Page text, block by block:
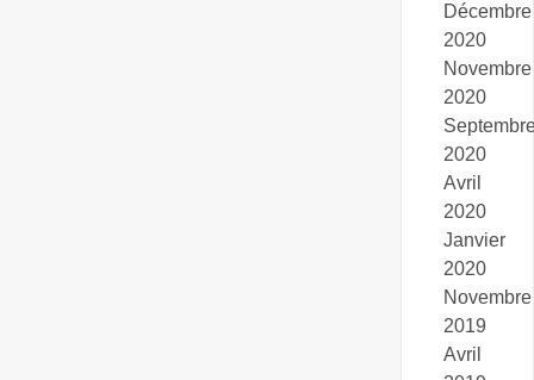
Décembre
2020
Novembre
2020
2020
Avril
2020
Janvier
2020
Novembre
2019
Avril